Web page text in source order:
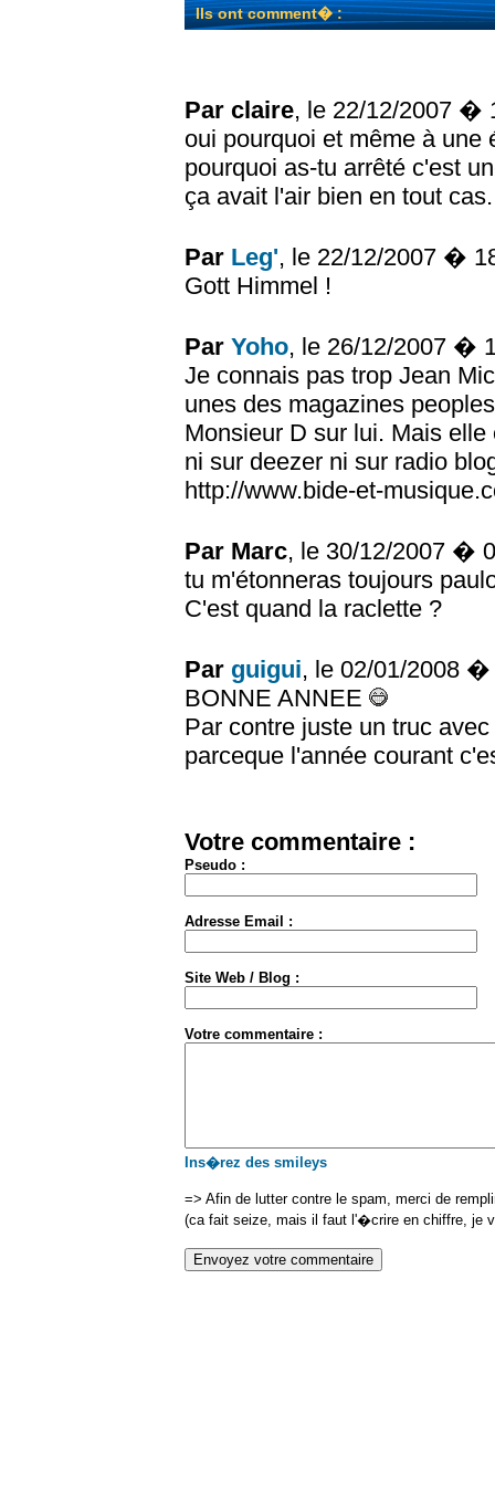
Ils ont comment� :
Par claire, le 22/12/2007 �
oui pourquoi et même à une
pourquoi as-tu arrêté c'est
ça avait l'air bien en tout
Par Leg', le 22/12/2007 �
Gott Himmel !
Par Yoho, le 26/12/2007 �
Je connais pas trop Jean
unes des magazines
Monsieur D sur lui. Mais
ni sur deezer ni sur radio
http://www.bide-et-
Par Marc, le 30/12/2007 �
tu m'étonneras toujours
C'est quand la raclette ?
Par guigui, le 02/01/2008 �
BONNE ANNEE
Par contre juste un truc
parceque l'année courant
Votre commentaire :
Pseudo :
Adresse Email :
Site Web / Blog :
Votre commentaire :
Ins�rez des smileys
=> Afin de lutter contre le spam, merci de
(ca fait seize, mais il faut l'�crire en chiffre, je